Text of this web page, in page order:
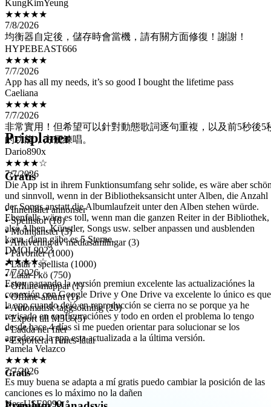
7/8/2026
均衡器自定後，儲存時會當機，請有關方面修復！謝謝！
HYPEBEAST666
★★★★★
7/7/2026
App has all my needs, it’s so good I bought the lifetime pass
Caeliana
★★★★★
7/7/2026
非常實用！但希望可以針對動態歌詞逐句重複，以及前5秒後5
的功能，方便練唱。
Dario890x
★★★★☆
7/7/2026
Die App ist in ihrem Funktionsumfang sehr solide, es wäre aber
und sinnvoll, wenn in der Bibliotheksansicht unter Alben, die Anzahl
der Songs anstatt die Albumlaufzeit unter den Alben stehen würde.
Ebenfalls wäre es toll, wenn man die ganzen Reiter in der Bibliothek,
also Alben, Künstler, Songs usw. selber anpassen und ausblenden
kann, dann gäbe es 5 Sterne.
DMOL9023
★★★★☆
7/7/2026
Estoy pagando la versión premiun excelente las actualizaciónes la
conexión con Google Drive y One Drive va excelente lo único es que
la app cuando dejó en reproducción se cierra no se porque ya he
revisado en configuraciónes y todo en orden el problema lo tengo
desde hace 4 días si me pueden orientar para solucionar se los
agradezco la app esta actualizada a la última versión.
Pamela Velazco
★★★★★
7/7/2026
Es muy buena se adapta a mí gratis puedo cambiar la posición de las
canciones es lo máximo no la dañen
NessUSE9999
★★★★★
7/6/2026
Prisplaner
Gratis
• Innehåller annonser
• Spellistor (10)
• Molntjänster (3)
• Arkivering av mediasamlingar (3)
• Favoriter (1000)
• Låtar i spellista (1000)
• Låtar i kö (750)
• Offline-mappar (1)
• Offline-album (1)
• Automatisk taggsökning (20)
• Export till M3U (5)
• Ladda ner filer
• Exportera iTunes-låtar
Gratis